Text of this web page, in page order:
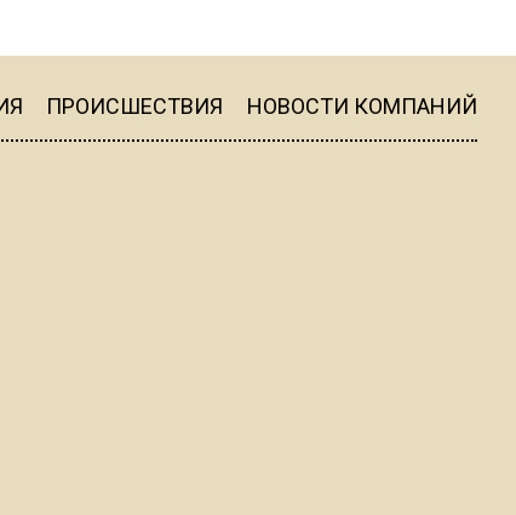
Telegram после обвинений
ПРОИСШЕСТВИЯ НОВОСТИ КОМПАНИЙ